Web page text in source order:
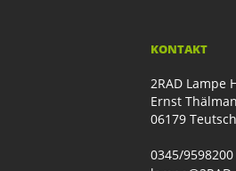
KONTAKT
2RAD Lampe
Ernst
06179
0345/9598200